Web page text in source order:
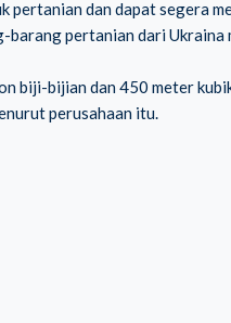
pertanian dan dapat segera
barang pertanian dari
biji-bijian dan 450 meter
perusahaan itu.